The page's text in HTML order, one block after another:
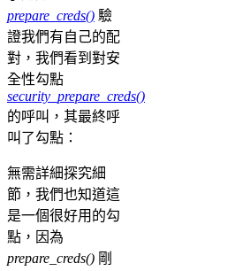
prepare_creds() 驗
證我們有自己的配
對，我們看到對安
全性勾點
security_prepare_creds()
的呼叫，其最終呼
叫了勾點：
無需詳細探究細
節，我們也知道這
是一個很好用的勾
點，因為
prepare_creds() 剛